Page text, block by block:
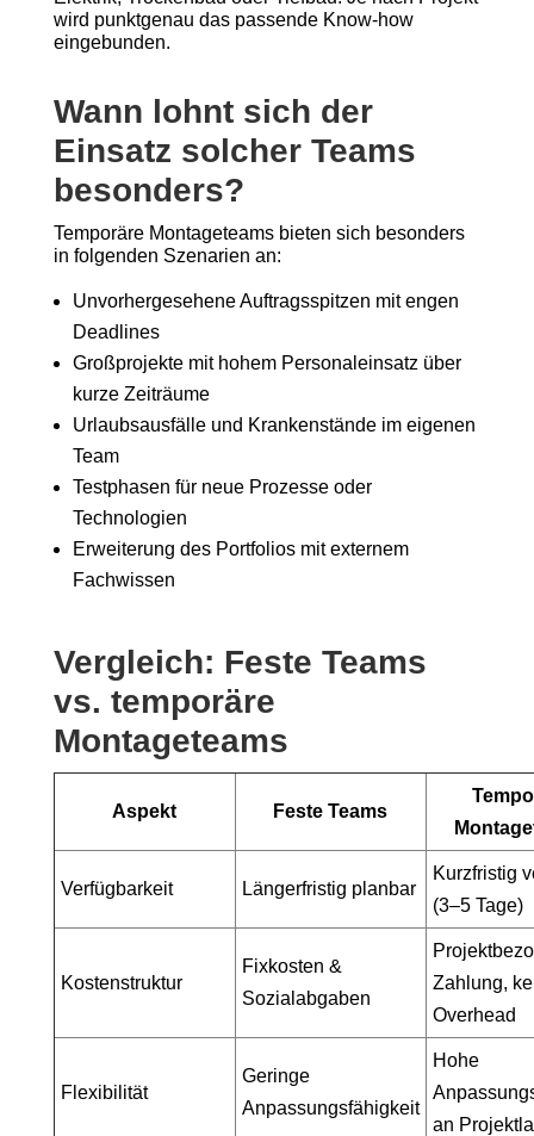
wird punktgenau das passende Know-how
eingebunden.
Wann lohnt sich der
Einsatz solcher Teams
besonders?
Temporäre Montageteams bieten sich besonders
in folgenden Szenarien an:
Unvorhergesehene Auftragsspitzen mit engen
Deadlines
Großprojekte mit hohem Personaleinsatz über
kurze Zeiträume
Urlaubsausfälle und Krankenstände im eigenen
Team
Testphasen für neue Prozesse oder
Technologien
Erweiterung des Portfolios mit externem
Fachwissen
Vergleich: Feste Teams
vs. temporäre
Montageteams
Aspekt Feste Teams
Verfügbarkeit Längerfristig planbar
Kurzfristig
(3–5 Tage)
Kostenstruktur
Fixkosten &
Sozialabgaben
Zahlung,
Overhead
Flexibilität
Geringe
Anpassungsfähigkeit
Hohe
an